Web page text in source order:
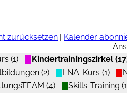
zurücksetzen | Kalender
(1)
Kindertrainingszirkel
(2)
LNA-Kurs (1)
(4)
Skills-Training